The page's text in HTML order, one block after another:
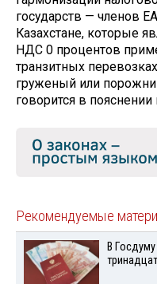
государств — членов
Казахстане, которые
НДС 0 процентов
транзитных
груженый или
говорится в пояснении
Рекомендуемые
В